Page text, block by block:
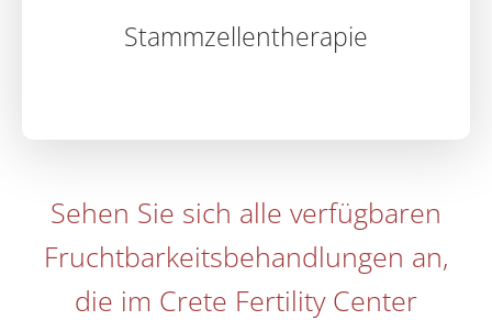
Stammzellentherapie
Sehen Sie sich alle verfügbaren
Fruchtbarkeitsbehandlungen an,
die im Crete Fertility Center